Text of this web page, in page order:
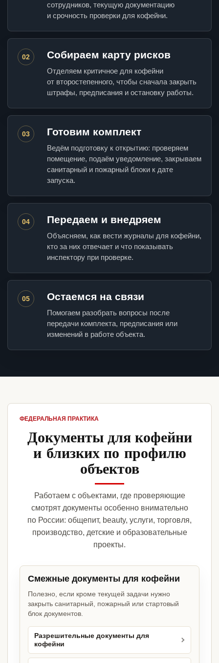
сотрудников, текущую документацию
и срочность проверки для кофейни.
02 Собираем карту рисков
Отделяем критичное для кофейни
от второстепенного, чтобы сначала закрыть
штрафы, предписания и остановку работы.
03 Готовим комплект
Ведём подготовку к открытию: проверяем
помещение, подаём уведомление, закрываем
санитарный и пожарный блоки к дате
запуска.
04 Передаем и внедряем
Объясняем, как вести журналы для кофейни,
кто за них отвечает и что показывать
инспектору при проверке.
05 Остаемся на связи
Помогаем разобрать вопросы после
передачи комплекта, предписания или
изменений в работе объекта.
ФЕДЕРАЛЬНАЯ ПРАКТИКА
Документы для кофейни
и близких по профилю
объектов
Работаем с объектами, где проверяющие
смотрят документы особенно внимательно
по России: общепит, beauty, услуги, торговля,
производство, детские и образовательные
проекты.
Смежные документы для кофейни
Полезно, если кроме текущей задачи нужно
закрыть санитарный, пожарный или стартовый
блок документов.
Разрешительные документы для
кофейни